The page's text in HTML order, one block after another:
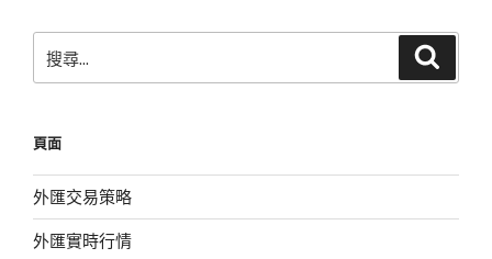
尋
字:
頁面
外匯交易策略
外匯實時行情